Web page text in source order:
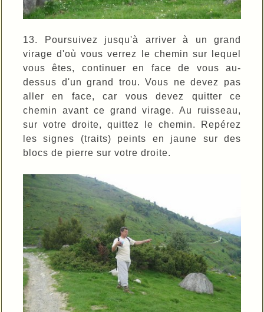
13. Poursuivez jusqu'à arriver à un grand
virage d'où vous verrez le chemin sur lequel
vous êtes, continuer en face de vous au-
dessus d'un grand trou. Vous ne devez pas
aller en face, car vous devez quitter ce
chemin avant ce grand virage. Au ruisseau,
sur votre droite, quittez le chemin. Repérez
les signes (traits) peints en jaune sur des
blocs de pierre sur votre droite.